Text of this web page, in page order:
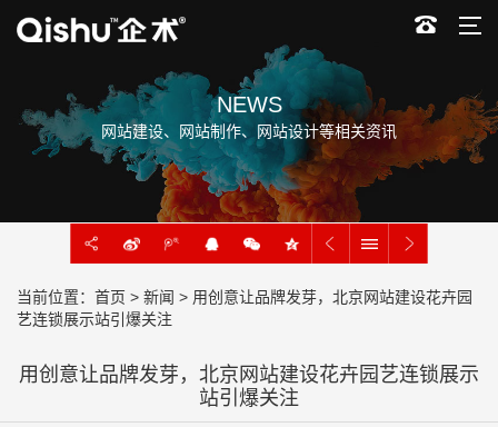
NEWS
网站建设、网站制作、网站设计等相关资讯
当前位置： 首页 > 新闻 > 用创意让品牌发芽，北京网站建设花卉园
艺连锁展示站引爆关注
用创意让品牌发芽，北京网站建设花卉园艺连锁展示
站引爆关注